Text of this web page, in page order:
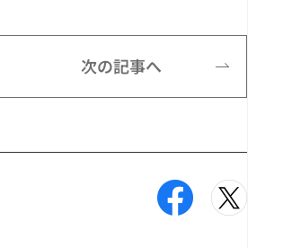
次の記事へ